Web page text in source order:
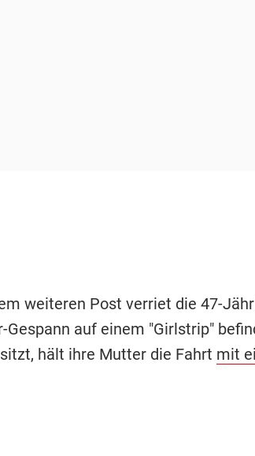
weiteren Post verriet die 47-
Gespann auf einem "Girlstrip"
hält ihre Mutter die Fahrt mit